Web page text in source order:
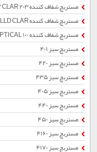
مستربچ شفاف کننده PP CLAR 203
مستربچ شفاف کننده LLD CLAR
مستربچ شفاف کننده OPTICAL 100
مستربچ سبز 401
مستربچ سبز 420
مستربچ سبز 435
مستربچ سبز 405
مستربچ سبز 440
مستربچ سبز 450
مستربچ سبز 4160
مستربچ سبز 4170